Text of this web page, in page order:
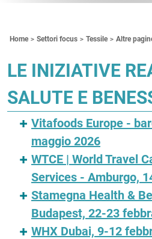
Contenuti Principali
Home Settori focus Tessile Altre
LE INIZIATIVE
SALUTE E
Vitafoods Europe -
maggio 2026
WTCE | World Travel
Services - Amburgo,
Stamegna Health &
Budapest, 22-23
WHX Dubai, 9-12